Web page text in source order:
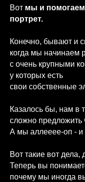
Вот мы и
портрет.
Конечно, бывают и
когда мы начинаем
с очень крупными
у которых есть
свои собственные
Казалось бы, нам в
сложно предложить
А мы аллееее-оп -
Вот такие вот дела,
Теперь вы
почему мы иногда